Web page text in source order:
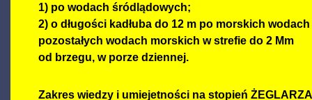
1) po wodach śródlądowych;
2) o długości kadłuba do 12 m po morskich
pozostałych wodach morskich w strefie do 2 Mm
od brzegu, w porze dziennej.
Zakres wiedzy i umiejetności na stopień